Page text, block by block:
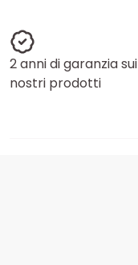
2 anni di garanzia sui
nostri prodotti